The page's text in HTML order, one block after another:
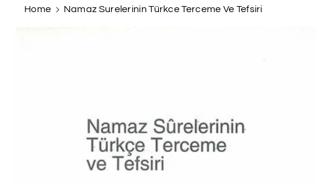
Home
Namaz Surelerinin Türkce Terceme Ve Tefsiri